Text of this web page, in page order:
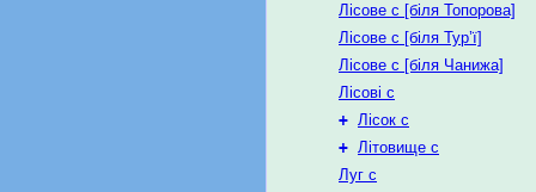
Лісове с [біля Топорова]
Лісове с [біля Тур’ї]
Лісове с [біля Чанижа]
Лісові с
+ Лісок с
+ Літовище с
Луг с